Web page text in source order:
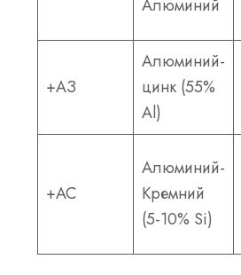
Алюминий
+АЗ
Алюминий-
цинк (55%
Al)
+АС
Алюминий-
Кремний
(5-10% Si)